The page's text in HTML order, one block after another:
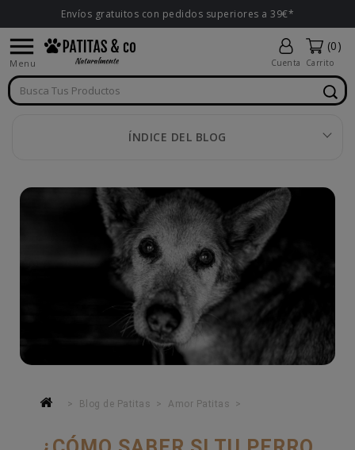
Envíos gratuitos con pedidos superiores a 39€*

Menu Cuenta
(0)
Carrito
ÍNDICE DEL BLOG
Blog de Patitas Amor Patitas